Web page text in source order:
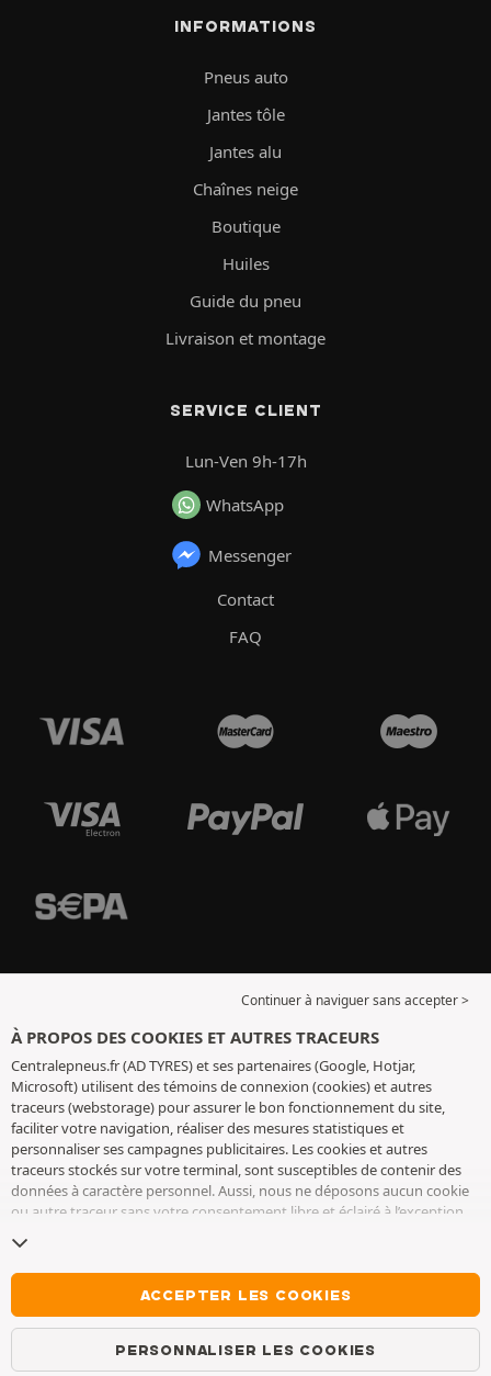
INFORMATIONS
Pneus auto
Jantes tôle
Jantes alu
Chaînes neige
Boutique
Huiles
Guide du pneu
Livraison et montage
SERVICE CLIENT
Lun-Ven 9h-17h
WhatsApp
Messenger
Contact
FAQ
Continuer à naviguer sans accepter >
À PROPOS DES COOKIES ET AUTRES TRACEURS
Centralepneus.fr (AD TYRES) et ses partenaires (Google, Hotjar,
Microsoft) utilisent des témoins de connexion (cookies) et autres
traceurs (webstorage) pour assurer le bon fonctionnement du site,
faciliter votre navigation, réaliser des mesures statistiques et
personnaliser ses campagnes publicitaires. Les cookies et autres
traceurs stockés sur votre terminal, sont susceptibles de contenir des
données à caractère personnel. Aussi, nous ne déposons aucun cookie
ou autre traceur sans votre consentement libre et éclairé à l’exception
conservons votre choix pendant 6 mois. Vous pouvez retirer votre
consentement à tout moment en vous rendant sur lapage cookies et
. Vous pouvez choisir de continuer à naviguer sans
accepter le dépôt de cookies ou autres traceurs. Le refus ne fait pas
obstacle à l’accès aux services AD TYRES. Pour plus d’informations, nous
vous invitons à consulterla page cookies et autres traceurs
ACCEPTER LES COOKIES
PERSONNALISER LES COOKIES